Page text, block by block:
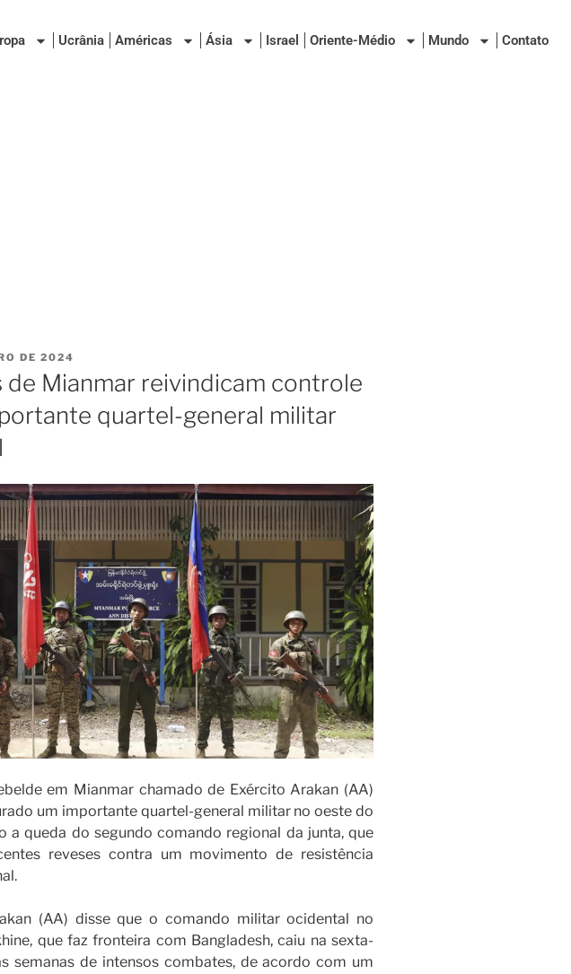
Ucrânia Américas Ásia Israel Oriente-Médio Mundo Contato
DE 2024
de Mianmar reivindicam controle
quartel-general militar
em Mianmar chamado de Exército Arakan (AA)
um importante quartel-general militar no oeste do
a queda do segundo comando regional da junta, que
reveses contra um movimento de resistência
(AA) disse que o comando militar ocidental no
que faz fronteira com Bangladesh, caiu na sexta-
semanas de intensos combates, de acordo com um